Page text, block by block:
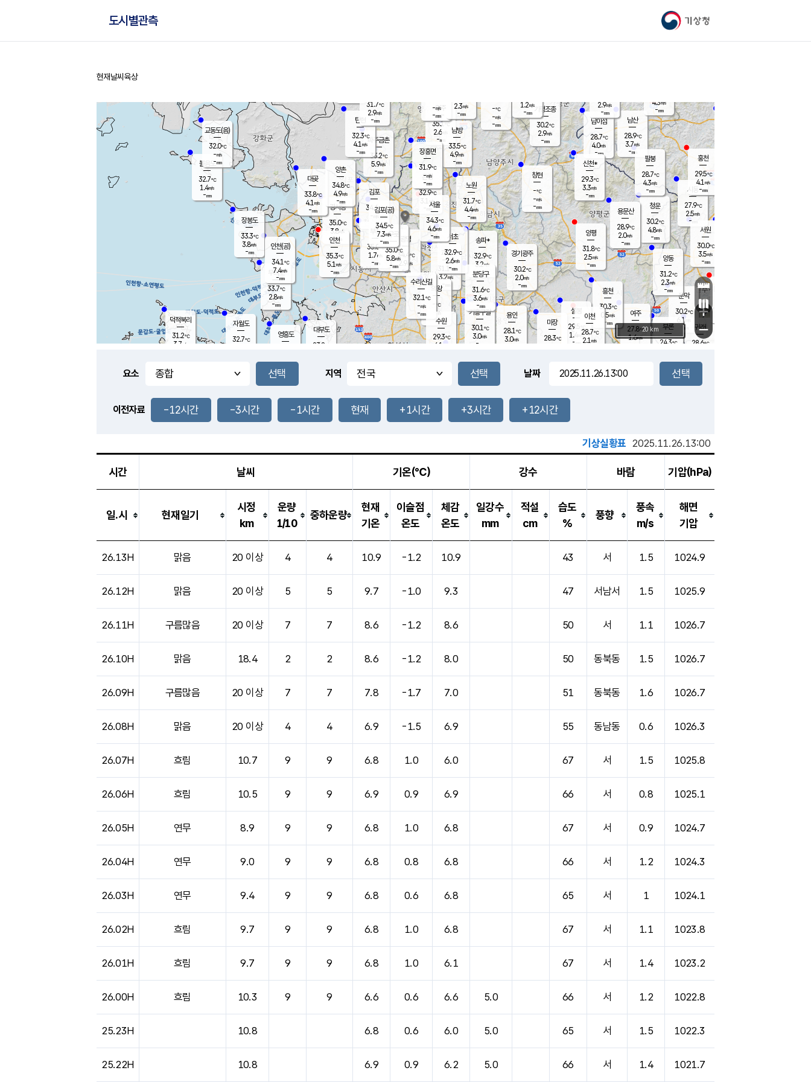
기상청
도시별관측
홈
현재날씨 육상
풍도
9.9m/s
문막
30.2℃
6.1m/s
mm
남이섬
28.7℃
4.0m/s
-mm
무의도
33.7℃
2.8m/s
-mm
영흥도
볼음도
32.7℃
1.4m/s
-mm
자월도
32.7℃
양주
35.1℃
2.6
-mm
부론
24.3℃
과천
31.1℃
3.2m/s
- mm
남산
28.9℃
3.7m/s
-mm
장봉도
33.3℃
3.8m/s
-mm
9.0mm
청운
30.2℃
4.8m/s
-mm
팔봉
28.7℃
4.3m/s
-mm
-mm
용인
28.1℃
3.0m/s
여주
27.8℃
1.6m/s
양동
31.2℃
2.3m/s
-mm
경기광주
30.2℃
2.0m/s
-mm
장호원
2.9m/s
-mm
23.4
℃
대부도
23.8
-
경서동
35.0℃
3.8 m/s
-mm
파주금촌
33.2℃
5.9m/s
-mm
가평조종
30.2℃
2.9m/s
-mm
-℃
-m/s
-mm
대곶
33.8℃
4.1 m/s
-mm
신천*
29.3℃
3.3m/s
-mm
창현
-℃
-m/s
-mm
탄현
32.3℃
4.1 m/s
-mm
1.2m/s
-mm
25.9℃
0.3m/s
-mm
흥천
30.3℃
0.5m/s
-mm
마장
28.3℃
의왕
- ℃
m/s
mm
김포
34.6℃
-m/s
mm
설봉
29.5
1.4 m/s
- mm
광명
34.4 ℃
2.9 m/s
-mm
부천
35.0℃
1.7m/s
-mm
-mm
양촌
34.8℃
4.9m/s
-mm
구로
35.0℃
5.8m/s
-mm
은평
32.9℃
3.1 m/s
- mm
노원
31.7℃
4.4m/s
-mm
송파*
32.9℃
3.2m/s
-mm
서초
32.9℃
2.6m/s
-mm
남방
33.5℃
4.9m/s
-mm
기흥구갈
30.1℃
3.0m/s
-
수리산길
32.1℃
-m/s
-mm
분당구
31.6℃
3.6m/s
-mm
장흥면
31.9℃
-m/s
-mm
-m/s
-mm
시동
27.9℃
2.5m/s
- mm
귀래
28.6℃
서원
30.0℃
3.5m/s
-mm
용문산
28.9℃
2.0m/s
-mm
덕적북리
31.2℃
3.7 m/s
인천(공)
34.1℃
7.4m/s
-mm
김포(공)
34.5℃
7.3m/s
-mm
교동도(음)
32.0℃
-m/s
-mm
홍천
29.5℃
4.1 m/s
-mm
이천
28.7℃
2.1 m/s
양평
31.8℃
2.5m/s
-mm
수원
29.3℃
6.1 m/s
인천
35.3℃
5.1 m/s
-mm
서울
34.3℃
4.6m/s
-mm
4.3m/s
-mm
31.7℃
2.9m/s
-mm
2.3m/s
-mm
+
−
20 km
요소 지역 날짜
이전자료 -12시간 -3시간 -1시간 현재 +1시간 +3시간 +12시간
기상실황표 2025.11.26.13:00
시간 날씨 기온(℃) 강수 바람 기압(hPa)
일.시 현재일기
시정
km
운량
1/10
중하운량
현재
기온
이슬점
온도
체감
온도
일강수
mm
적설
cm
습도
%
풍향
풍속
m/s
해면
기압
26.13H 맑음 20 이상 4 4 10.9 -1.2 10.9 43 서 1.5 1024.9
26.12H 맑음 20 이상 5 5 9.7 -1.0 9.3 47 서남서 1.5 1025.9
26.11H 구름많음 20 이상 7 7 8.6 -1.2 8.6 50 서 1.1 1026.7
26.10H 맑음 18.4 2 2 8.6 -1.2 8.0 50 동북동 1.5 1026.7
26.09H 구름많음 20 이상 7 7 7.8 -1.7 7.0 51 동북동 1.6 1026.7
26.08H 맑음 20 이상 4 4 6.9 -1.5 6.9 55 동남동 0.6 1026.3
26.07H 흐림 10.7 9 9 6.8 1.0 6.0 67 서 1.5 1025.8
26.06H 흐림 10.5 9 9 6.9 0.9 6.9 66 서 0.8 1025.1
26.05H 연무 8.9 9 9 6.8 1.0 6.8 67 서 0.9 1024.7
26.04H 연무 9.0 9 9 6.8 0.8 6.8 66 서 1.2 1024.3
26.03H 연무 9.4 9 9 6.8 0.6 6.8 65 서 1 1024.1
26.02H 흐림 9.7 9 9 6.8 1.0 6.8 67 서 1.1 1023.8
26.01H 흐림 9.7 9 9 6.8 1.0 6.1 67 서 1.4 1023.2
26.00H 흐림 10.3 9 9 6.6 0.6 6.6 5.0 66 서 1.2 1022.8
25.23H 10.8 6.8 0.6 6.0 5.0 65 서 1.5 1022.3
25.22H 10.8 6.9 0.9 6.2 5.0 66 서 1.4 1021.7